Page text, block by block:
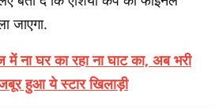
जाएगा.
में ना घर का रहा ना घाट का, अब भरी
हुआ ये स्टार खिलाड़ी